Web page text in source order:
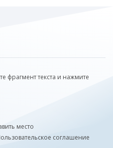
фрагмент текста и нажмите
место
соглашение